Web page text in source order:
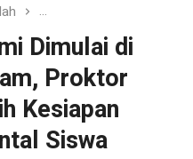
Simulasi TKA Resmi
Dimulai di
Proktor
Kesiapan
Siswa